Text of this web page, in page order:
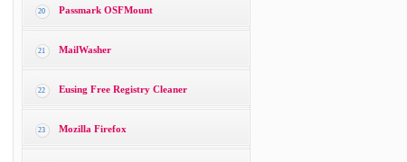
20 Passmark OSFMount
21 MailWasher
22 Eusing Free Registry Cleaner
23 Mozilla Firefox